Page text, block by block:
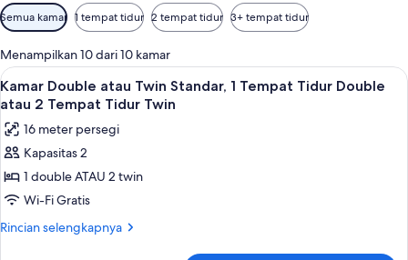
Filter
tersedia
untuk
kamar
Semua kamar 1 tempat tidur 2 tempat tidur 3+ tempat tidur
Menampilkan 10 dari 10 kamar
Lihat
semua
foto
untuk
Kamar
Double
atau
Twin
Kamar Double atau Twin Standar, 1
4
Kamar Double atau Twin Standar, 1 Tempat Tidur Double
atau 2 Tempat Tidur Twin
16 meter persegi
Kapasitas 2
1 double ATAU 2 twin
Wi-Fi Gratis
Rincian selengkapnya
Rincian